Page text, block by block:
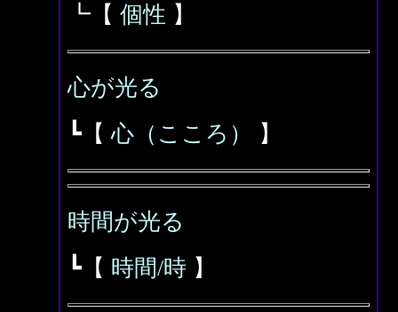
┗【 個性 】
心が光る
┗【心（こころ） 】
時間が光る
┗【 時間/時 】